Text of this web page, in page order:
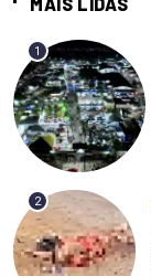
1
2